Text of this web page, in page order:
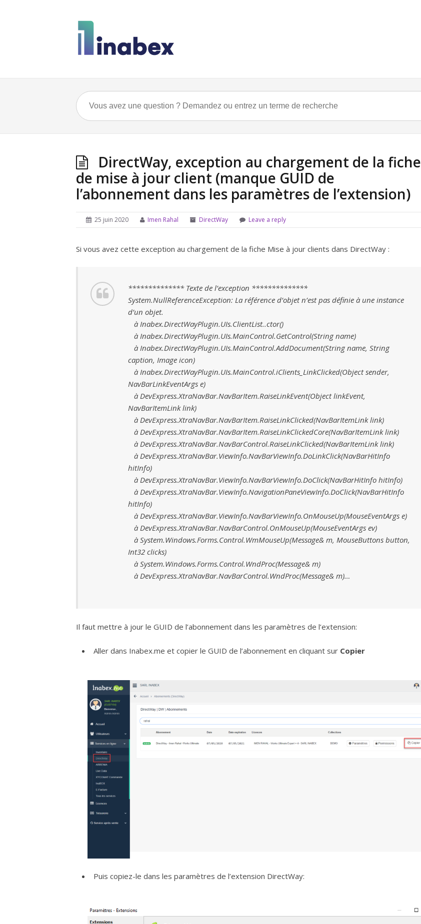
DirectWay, exception au chargement de la fiche
de mise à jour client (manque GUID de
l’abonnement dans les paramètres de l’extension)
25 juin 2020 Imen Rahal DirectWay Leave a reply
Si vous avez cette exception au chargement de la fiche Mise à jour clients dans DirectWay :
************** Texte de l’exception **************
System.NullReferenceException: La référence d’objet n’est pas définie à une instance
d’un objet.
à Inabex.DirectWayPlugin.UIs.ClientList..ctor()
à Inabex.DirectWayPlugin.UIs.MainControl.GetControl(String name)
à Inabex.DirectWayPlugin.UIs.MainControl.AddDocument(String name, String
caption, Image icon)
à Inabex.DirectWayPlugin.UIs.MainControl.iClients_LinkClicked(Object sender,
NavBarLinkEventArgs e)
à DevExpress.XtraNavBar.NavBarItem.RaiseLinkEvent(Object linkEvent,
NavBarItemLink link)
à DevExpress.XtraNavBar.NavBarItem.RaiseLinkClicked(NavBarItemLink link)
à DevExpress.XtraNavBar.NavBarItem.RaiseLinkClickedCore(NavBarItemLink link)
à DevExpress.XtraNavBar.NavBarControl.RaiseLinkClicked(NavBarItemLink link)
à DevExpress.XtraNavBar.ViewInfo.NavBarViewInfo.DoLinkClick(NavBarHitInfo
hitInfo)
à DevExpress.XtraNavBar.ViewInfo.NavBarViewInfo.DoClick(NavBarHitInfo hitInfo)
à DevExpress.XtraNavBar.ViewInfo.NavigationPaneViewInfo.DoClick(NavBarHitInfo
hitInfo)
à DevExpress.XtraNavBar.ViewInfo.NavBarViewInfo.OnMouseUp(MouseEventArgs e)
à DevExpress.XtraNavBar.NavBarControl.OnMouseUp(MouseEventArgs ev)
à System.Windows.Forms.Control.WmMouseUp(Message& m, MouseButtons button,
Int32 clicks)
à System.Windows.Forms.Control.WndProc(Message& m)
à DevExpress.XtraNavBar.NavBarControl.WndProc(Message& m)…
Il faut mettre à jour le GUID de l’abonnement dans les paramètres de l’extension:
Aller dans Inabex.me et copier le GUID de l’abonnement en cliquant sur Copier
Puis copiez-le dans les paramètres de l’extension DirectWay: